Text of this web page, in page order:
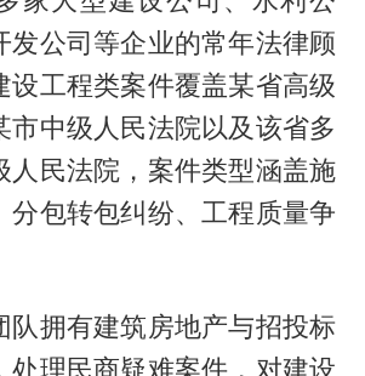
发公司等企业的常年法律顾
设工程类案件覆盖某省高级
市中级人民法院以及该省多
人民法院，案件类型涵盖施
分包转包纠纷、工程质量争
队拥有建筑房地产与招投标
处理民商疑难案件，对建设